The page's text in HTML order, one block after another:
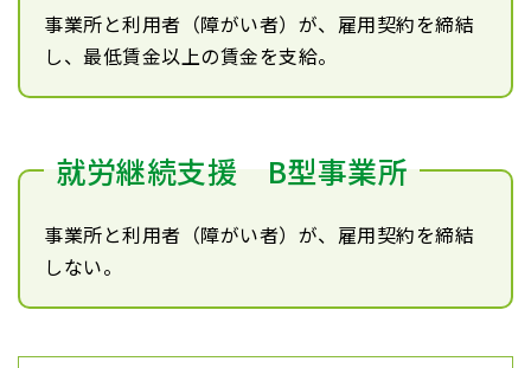
事業所と利用者（障がい者）が、雇用契約を締結
し、最低賃金以上の賃金を支給。
就労継続支援 B型事業所
事業所と利用者（障がい者）が、雇用契約を締結
しない。